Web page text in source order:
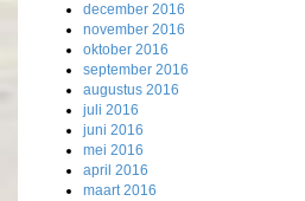
december 2016
november 2016
oktober 2016
september 2016
augustus 2016
juli 2016
juni 2016
mei 2016
april 2016
maart 2016